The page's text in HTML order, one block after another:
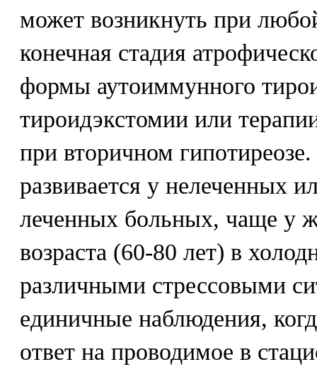
может возникнуть при
конечная стадия
формы аутоиммунного
тироидэкстомии или
при вторичном
развивается у нелеченных
леченных больных, чаще у
возраста (60-80 лет) в
различными стрессовыми
единичные наблюдения,
ответ на проводимое в